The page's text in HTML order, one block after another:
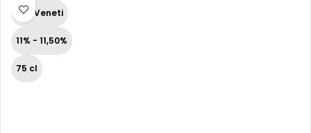
Vini Veneti
11% - 11,50%
75 cl